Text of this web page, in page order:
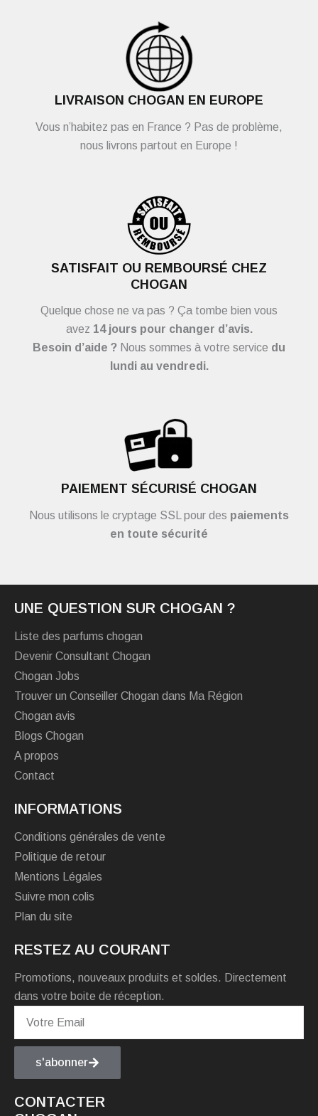
LIVRAISON CHOGAN EN EUROPE
Vous n’habitez pas en France ? Pas de problème,
nous livrons partout en Europe !
SATISFAIT OU REMBOURSÉ CHEZ
CHOGAN
Quelque chose ne va pas ? Ça tombe bien vous
avez 14 jours pour changer d’avis.
Besoin d’aide ? Nous sommes à votre service du
lundi au vendredi.
PAIEMENT SÉCURISÉ CHOGAN
Nous utilisons le cryptage SSL pour des paiements
en toute sécurité
UNE QUESTION SUR CHOGAN ?
Liste des parfums chogan
Devenir Consultant Chogan
Chogan Jobs
Trouver un Conseiller Chogan dans Ma Région
Chogan avis
Blogs Chogan
A propos
Contact
INFORMATIONS
Conditions générales de vente
Politique de retour
Mentions Légales
Suivre mon colis
Plan du site
RESTEZ AU COURANT
Promotions, nouveaux produits et soldes. Directement
dans votre boite de réception.
s'abonner
CONTACTER